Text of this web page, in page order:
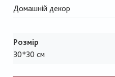
Домашній декор
Розмір
30*30 см